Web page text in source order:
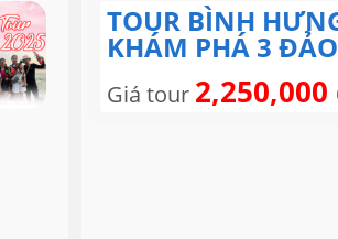
TOUR BÌNH
KHÁM PHÁ 3
Giá tour 2,250,000